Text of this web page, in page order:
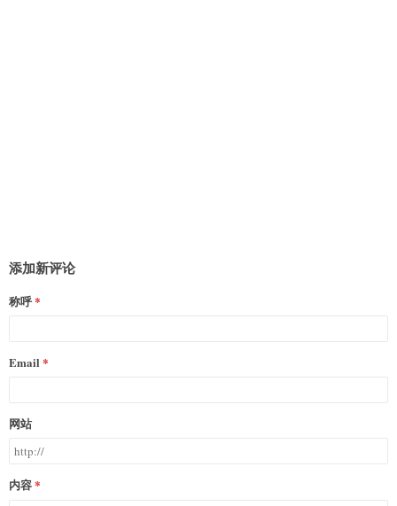
添加新评论
称呼
Email
网站
内容